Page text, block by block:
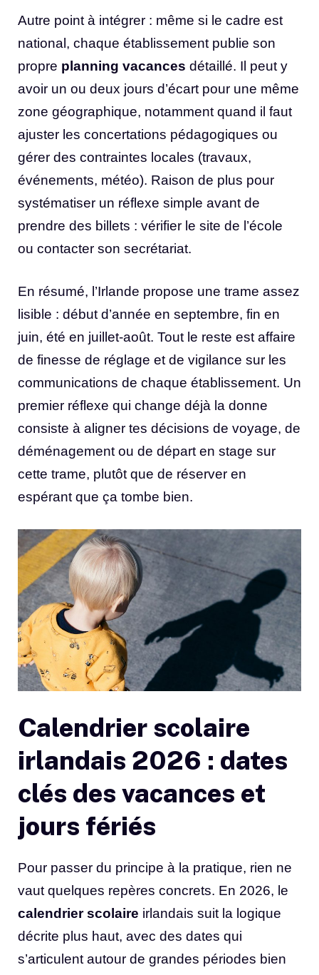
Autre point à intégrer : même si le cadre est
national, chaque établissement publie son
propre planning vacances détaillé. Il peut y
avoir un ou deux jours d’écart pour une même
zone géographique, notamment quand il faut
ajuster les concertations pédagogiques ou
gérer des contraintes locales (travaux,
événements, météo). Raison de plus pour
systématiser un réflexe simple avant de
prendre des billets : vérifier le site de l’école
ou contacter son secrétariat.
En résumé, l’Irlande propose une trame assez
lisible : début d’année en septembre, fin en
juin, été en juillet-août. Tout le reste est affaire
de finesse de réglage et de vigilance sur les
communications de chaque établissement. Un
premier réflexe qui change déjà la donne
consiste à aligner tes décisions de voyage, de
déménagement ou de départ en stage sur
cette trame, plutôt que de réserver en
espérant que ça tombe bien.
Calendrier scolaire
irlandais 2026 : dates
clés des vacances et
jours fériés
Pour passer du principe à la pratique, rien ne
vaut quelques repères concrets. En 2026, le
calendrier scolaire irlandais suit la logique
décrite plus haut, avec des dates qui
s’articulent autour de grandes périodes bien